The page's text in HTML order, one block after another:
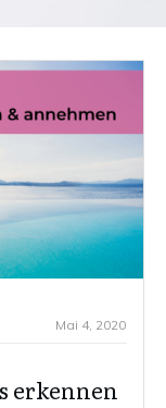
Mai 4, 2020
erkennen